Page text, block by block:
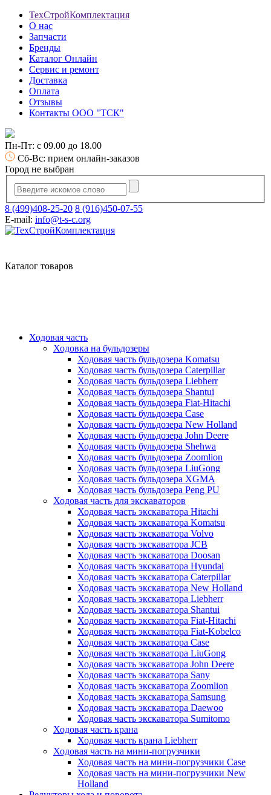
ТехСтройКомплектация
О нас
Запчасти
Бренды
Каталог Онлайн
Сервис и ремонт
Доставка
Оплата
Отзывы
Контакты ООО "ТСК"
Пн-Пт: с 09.00 до 18.00
Сб-Вс: прием онлайн-заказов
Город не выбран
8 (499)408-25-20 8 (916)450-07-55
E-mail: info@t-s-c.org
Каталог товаров
Ходовая часть
Ходовка на бульдозеры
Ходовая часть бульдозера Komatsu
Ходовая часть бульдозера Caterpillar
Ходовая часть бульдозера Liebherr
Ходовая часть бульдозера Shantui
Ходовая часть бульдозера Fiat-Hitachi
Ходовая часть бульдозера Case
Ходовая часть бульдозера New Holland
Ходовая часть бульдозера John Deere
Ходовая часть бульдозера Shehwa
Ходовая часть бульдозера Zoomlion
Ходовая часть бульдозера LiuGong
Ходовая часть бульдозера XGMA
Ходовая часть бульдозера Peng PU
Ходовая часть для экскаваторов
Ходовая часть экскаватора Hitachi
Ходовая часть экскаватора Komatsu
Ходовая часть экскаватора Volvo
Ходовая часть экскаватора JCB
Ходовая часть экскаватора Doosan
Ходовая часть экскаватора Hyundai
Ходовая часть экскаватора Caterpillar
Ходовая часть экскаватора New Holland
Ходовая часть экскаватора Liebherr
Ходовая часть экскаватора Shantui
Ходовая часть экскаватора Fiat-Hitachi
Ходовая часть экскаватора Fiat-Kobelco
Ходовая часть экскаватора Case
Ходовая часть экскаватора LiuGong
Ходовая часть экскаватора John Deere
Ходовая часть экскаватора Sany
Ходовая часть экскаватора Zoomlion
Ходовая часть экскаватора Samsung
Ходовая часть экскаватора Daewoo
Ходовая часть экскаватора Sumitomo
Ходовая часть крана
Ходовая часть крана Liebherr
Ходовая часть на мини-погрузчики
Ходовая часть на мини-погрузчики Case
Ходовая часть на мини-погрузчики New
Holland